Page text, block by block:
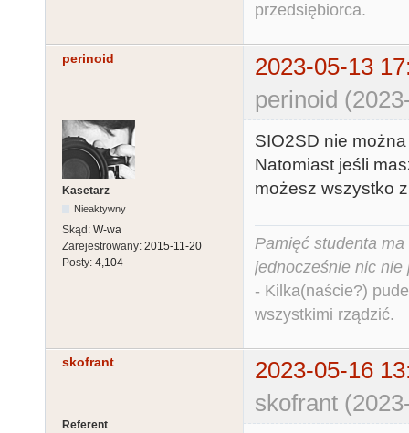
przedsiębiorca.
perinoid
2023-05-13
perinoid
Kasetarz
Nieaktywny
Skąd: W-wa
Zarejestrowany: 2015-11-20
Posty: 4,104
SIO2SD nie
Natomiast jeśli
możesz wszystko
Pamięć studenta
jednocześnie nic nie
- Kilka(naście?)
wszystkimi rządzić.
skofrant
2023-05-16
skofrant
Referent